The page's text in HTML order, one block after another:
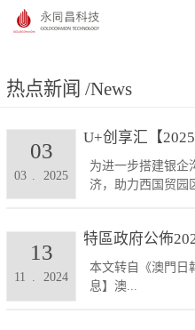
热点新闻 /News
为进一步搭建银企
济，助力西国贸园
03 2025
03
本文转自《澳門日
息】澳...
11 2024
13